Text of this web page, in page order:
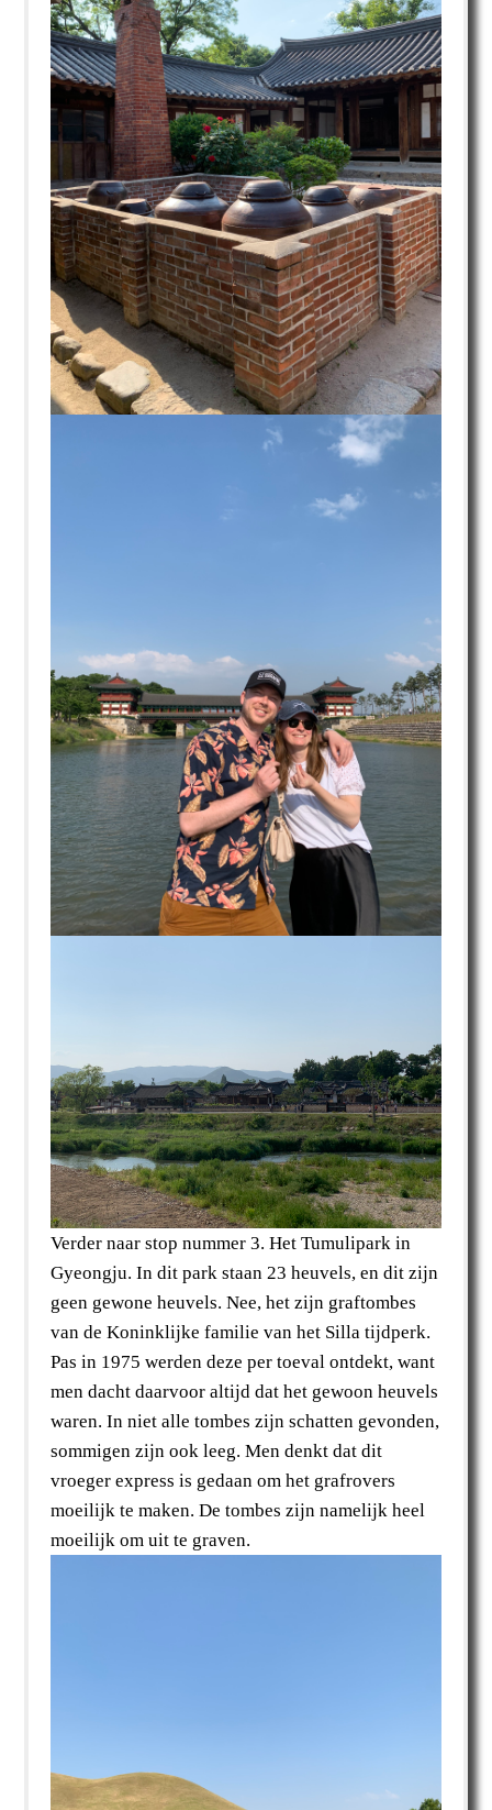
Verder naar stop nummer 3. Het Tumulipark in
Gyeongju. In dit park staan 23 heuvels, en dit zijn
geen gewone heuvels. Nee, het zijn graftombes
van de Koninklijke familie van het Silla tijdperk.
Pas in 1975 werden deze per toeval ontdekt, want
men dacht daarvoor altijd dat het gewoon heuvels
waren. In niet alle tombes zijn schatten gevonden,
sommigen zijn ook leeg. Men denkt dat dit
vroeger express is gedaan om het grafrovers
moeilijk te maken. De tombes zijn namelijk heel
moeilijk om uit te graven.